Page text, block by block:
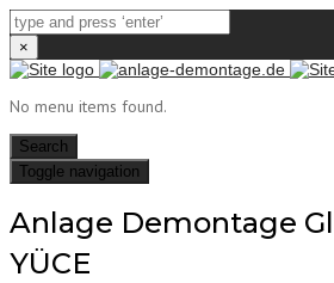
×
No menu items found.
Search
Toggle navigation
Anlage Demontage
YÜCE